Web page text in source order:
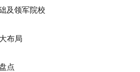
及领军院校
布局
点